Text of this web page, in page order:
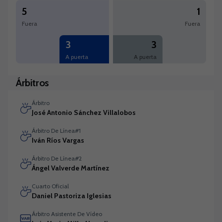
5
Fuera
3
A puerta
1
Fuera
3
A puerta
Árbitros
Árbitro
José Antonio Sánchez Villalobos
Árbitro De Línea#1
Iván Ríos Vargas
Árbitro De Línea#2
Ángel Valverde Martínez
Cuarto Oficial
Daniel Pastoriza Iglesias
Árbitro Asistente De Vídeo